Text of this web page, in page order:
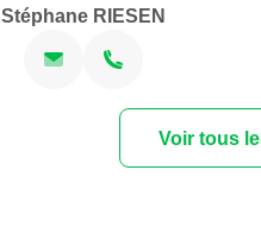
Stéphane RIESEN
Voir tous